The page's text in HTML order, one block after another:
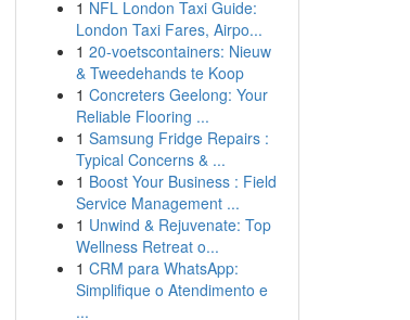
1 NFL London Taxi Guide:
London Taxi Fares, Airpo...
1 20-voetscontainers: Nieuw
& Tweedehands te Koop
1 Concreters Geelong: Your
Reliable Flooring ...
1 Samsung Fridge Repairs :
Typical Concerns & ...
1 Boost Your Business : Field
Service Management ...
1 Unwind & Rejuvenate: Top
Wellness Retreat o...
1 CRM para WhatsApp:
Simplifique o Atendimento e
...